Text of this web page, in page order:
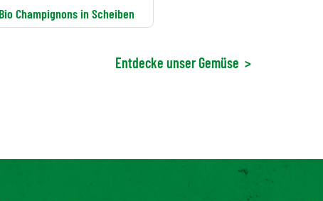
Champignons in Scheiben
Entdecke unser Gemüse >